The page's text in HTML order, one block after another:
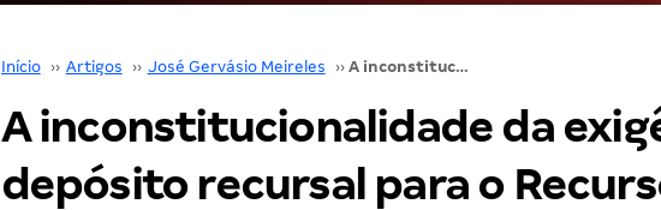
Início ›› Artigos ›› José Gervásio Meireles ›› A inconstitucionalidade da exigência de depósito recursal para o Recurso Extraordinário
A inconstitucionalidade da
depósito recursal para o